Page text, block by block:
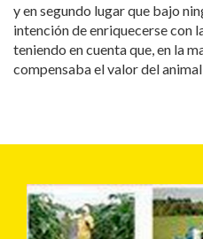
y en segundo lugar que bajo
intención de enriquecerse con
teniendo en cuenta que, en la
compensaba el valor del